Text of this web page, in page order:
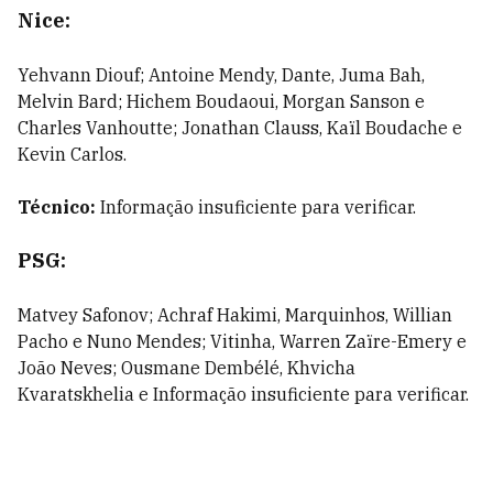
Nice:
Yehvann Diouf; Antoine Mendy, Dante, Juma Bah,
Melvin Bard; Hichem Boudaoui, Morgan Sanson e
Charles Vanhoutte; Jonathan Clauss, Kaïl Boudache e
Kevin Carlos.
Técnico: Informação insuficiente para verificar.
PSG:
Matvey Safonov; Achraf Hakimi, Marquinhos, Willian
Pacho e Nuno Mendes; Vitinha, Warren Zaïre-Emery e
João Neves; Ousmane Dembélé, Khvicha
Kvaratskhelia e Informação insuficiente para verificar.